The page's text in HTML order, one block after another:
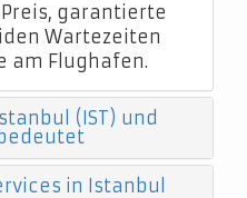
garantierte
Wartezeiten
am Flughafen.
(IST) und
in Istanbul